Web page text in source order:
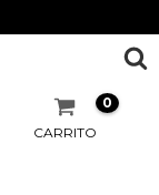
CARRITO
0